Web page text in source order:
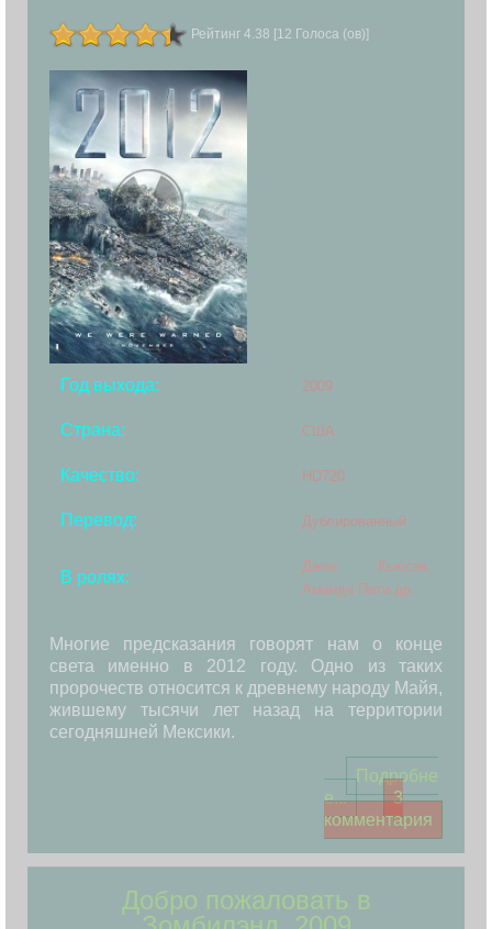
Рейтинг 4.38 [12 Голоса (ов)]
Год выхода: 2009
Страна: США
Качество: HD720
Перевод: Дублированный
В ролях:
Джон Кьюсак,
Аманда Пити др.
Многие предсказания говорят нам о конце
света именно в 2012 году. Одно из таких
пророчеств относится к древнему народу Майя,
жившему тысячи лет назад на территории
сегодняшней Мексики.
Подробне
е...
3
комментария
Добро пожаловать в